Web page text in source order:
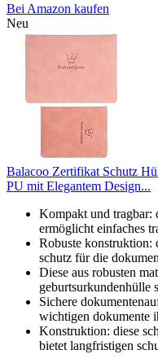
Bei Amazon kaufen
Neu
Balacoo Zertifikat Schutz
PU mit Elegantem Design...
Kompakt und tragbar:
ermöglicht einfaches
Robuste konstruktion:
schutz für die
Diese aus robusten
geburtsurkundenhülle
Sichere
wichtigen dokumente
Konstruktion: diese
bietet langfristigen